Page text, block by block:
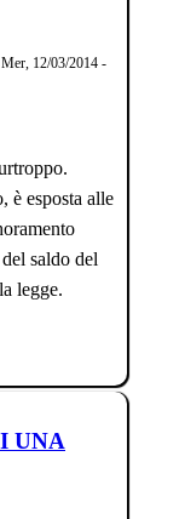
Mer, 12/03/2014 -
è esposta alle
saldo del
legge.
UNA